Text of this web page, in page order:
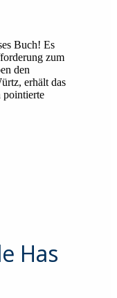
Buch! Es
zum
den
erhält das
pointierte
Has